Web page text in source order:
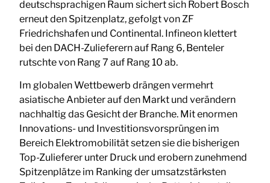
deutschsprachigen Raum sichert sich Robert Bosch
erneut den Spitzenplatz, gefolgt von ZF
Friedrichshafen und Continental. Infineon klettert
bei den DACH-Zulieferern auf Rang 6, Benteler
rutschte von Rang 7 auf Rang 10 ab.
Im globalen Wettbewerb drängen vermehrt
asiatische Anbieter auf den Markt und verändern
nachhaltig das Gesicht der Branche. Mit enormen
Innovations- und Investitionsvorsprüngen im
Bereich Elektromobilität setzen sie die bisherigen
Top-Zulieferer unter Druck und erobern zunehmend
Spitzenplätze im Ranking der umsatzstärksten